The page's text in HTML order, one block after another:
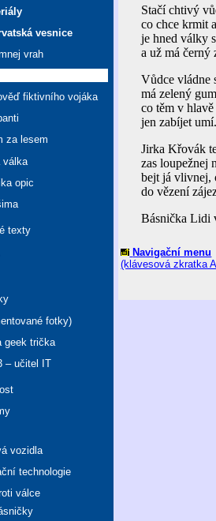
vesnice
vrah
fiktivního vojáka
za lesem
válka
opic
texty
fotky)
geek trička
– učitel IT
vozidla
technologie
válce
Stačí chtivý
co chce krmit
je hned války
a už má černý
Vůdce vládne
má zelený
co těm v
jen zabíjet umí.
Jirka Křovák
zas loupežnej
bejt já vlivnej,
do vězení
Básnička Lidi
Navigační menu
(klávesová zkratka